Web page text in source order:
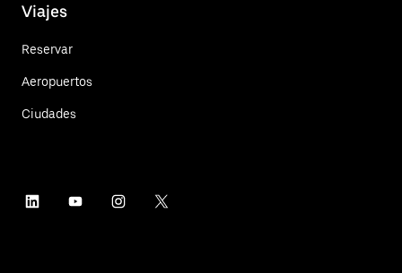
Viajes
Reservar
Aeropuertos
Ciudades